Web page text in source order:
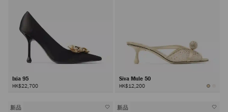
Ixia 95
HK$22,700
Siva Mule 50
HK$12,200
新品 新品